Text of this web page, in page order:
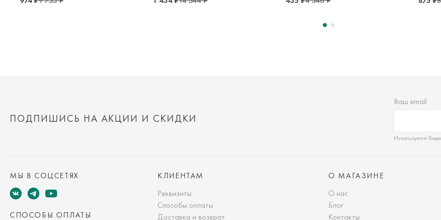
ПОДПИШИСЬ НА АКЦИИ И СКИДКИ
Ваш email
Используется
МЫ В СОЦСЕТЯХ
СПОСОБЫ ОПЛАТЫ
КЛИЕНТАМ
Реквизиты
Способы оплаты
Доставка и возврат
О МАГАЗИНЕ
О нас
Блог
Контакты